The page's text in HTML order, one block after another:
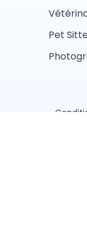
Pet